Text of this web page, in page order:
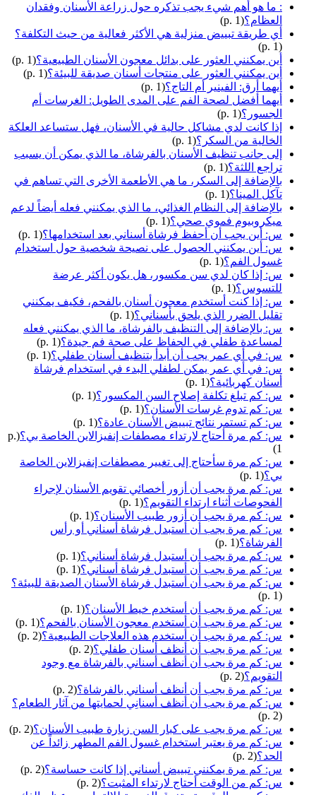
: ما هو أهم شيء يجب تذكره حول زراعة الأسنان وفقدان
العظام؟(p. 1)
أي طريقة تبييض منزلية هي الأكثر فعالية من حيث التكلفة؟
(p. 1)
أين يمكنني العثور على بدائل معجون الأسنان الطبيعية؟(p. 1)
أين يمكنني العثور على منتجات أسنان صديقة للبيئة؟(p. 1)
أيهما أرق: الفينير أم التاج؟(p. 1)
أيهما أفضل لصحة الفم على المدى الطويل: الغرسات أم
الجسور؟(p. 1)
إذا كانت لدي مشاكل حالية في الأسنان، فهل ستساعد العلكة
الخالية من السكر؟(p. 1)
إلى جانب تنظيف الأسنان بالفرشاة، ما الذي يمكن أن يسبب
تراجع اللثة؟(p. 1)
بالإضافة إلى السكر، ما هي الأطعمة الأخرى التي تساهم في
تآكل المينا؟(p. 1)
بالإضافة إلى النظام الغذائي، ما الذي يمكنني فعله أيضاً لدعم
ميكروبيوم فموي صحي؟(p. 1)
س: أين يجب أن أحفظ فرشاة أسناني بعد استخدامها؟(p. 1)
س: أين يمكنني الحصول على نصيحة شخصية حول استخدام
غسول الفم؟(p. 1)
س: إذا كان لدي سن مكسور، هل يكون أكثر عرضة
للتسوس؟(p. 1)
س: إذا كنت أستخدم معجون أسنان بالفحم، فكيف يمكنني
تقليل الضرر الذي يلحق بأسناني؟(p. 1)
س: بالإضافة إلى التنظيف بالفرشاة، ما الذي يمكنني فعله
لمساعدة طفلي في الحفاظ على صحة فم جيدة؟(p. 1)
س: في أي عمر يجب أن أبدأ بتنظيف أسنان طفلي؟(p. 1)
س: في أي عمر يمكن لطفلي البدء في استخدام فرشاة
أسنان كهربائية؟(p. 1)
س: كم تبلغ تكلفة إصلاح السن المكسور؟(p. 1)
س: كم تدوم غرسات الأسنان؟(p. 1)
س: كم تستمر نتائج تبييض الأسنان عادة؟(p. 1)
س: كم مرة أحتاج لارتداء مصطفات إنفيزالاين الخاصة بي؟ (p.
1)
س: كم مرة سأحتاج إلى تغيير مصطفات إنفيزالاين الخاصة
بي؟(p. 1)
س: كم مرة يجب أن أزور أخصائي تقويم الأسنان لإجراء
الفحوصات أثناء ارتداء التقويم؟(p. 1)
س: كم مرة يجب أن أزور طبيب الأسنان؟(p. 1)
س: كم مرة يجب أن أستبدل فرشاة أسناني أو رأس
الفرشاة؟(p. 1)
س: كم مرة يجب أن أستبدل فرشاة أسناني؟(p. 1)
س: كم مرة يجب أن أستبدل فرشاة أسناني؟(p. 1)
س: كم مرة يجب أن أستبدل فرشاة الأسنان الصديقة للبيئة؟
(p. 1)
س: كم مرة يجب أن أستخدم خيط الأسنان؟(p. 1)
س: كم مرة يجب أن أستخدم معجون الأسنان بالفحم؟(p. 1)
س: كم مرة يجب أن أستخدم هذه العلاجات الطبيعية؟(p. 2)
س: كم مرة يجب أن أنظف أسنان طفلي؟(p. 2)
س: كم مرة يجب أن أنظف أسناني بالفرشاة مع وجود
التقويم؟(p. 2)
س: كم مرة يجب أن أنظف أسناني بالفرشاة؟(p. 2)
س: كم مرة يجب أن أنظف أسنانِي لحمايتها من آثار الطعام؟
(p. 2)
س: كم مرة يجب على كبار السن زيارة طبيب الأسنان؟(p. 2)
س: كم مرة يعتبر استخدام غسول الفم المطهر زائداً عن
الحد؟(p. 2)
س: كم مرة يمكنني تبييض أسناني إذا كانت حساسة؟(p. 2)
س: كم من الوقت أحتاج لارتداء المثبت؟(p. 2)